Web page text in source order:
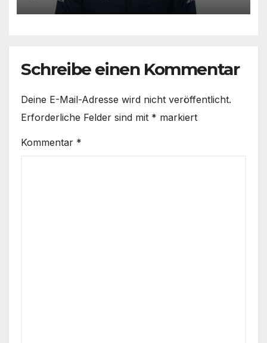
Schreibe einen Kommentar
Deine E-Mail-Adresse wird nicht veröffentlicht.
Erforderliche Felder sind mit * markiert
Kommentar *